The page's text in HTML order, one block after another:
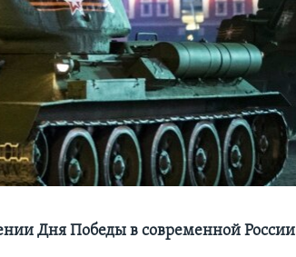
Дня Победы в современной России